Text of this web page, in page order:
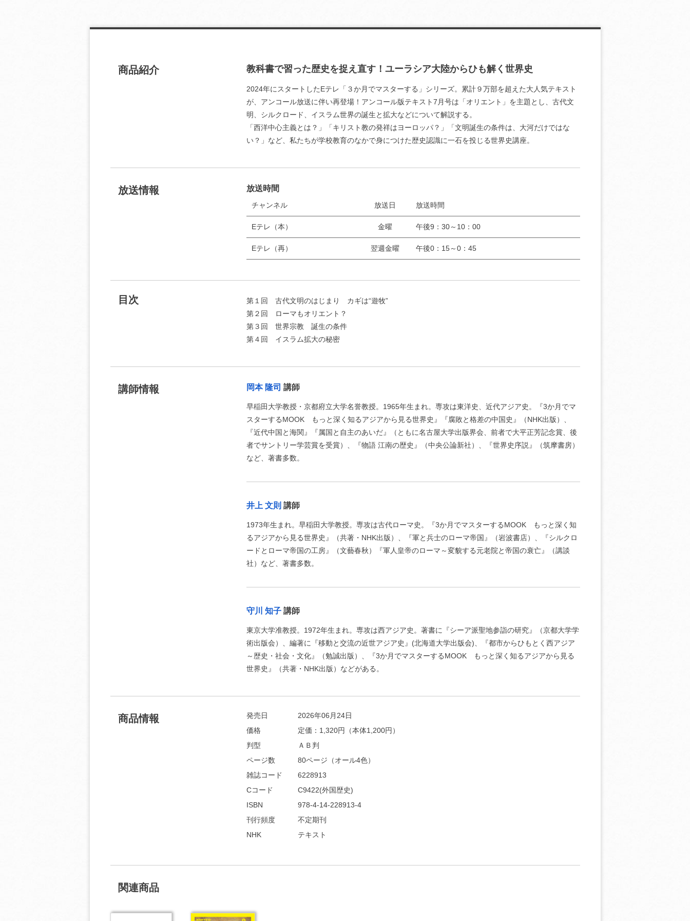
お支払いに進む
他にも商品を買う
商品紹介 教科書で習った歴史を捉え直す！ユーラシア大陸からひも解く世界史
2024年にスタートしたEテレ「３か月でマスターする」シリーズ。累計９万部を超えた大人気テキスト
が、アンコール放送に伴い再登場！アンコール版テキスト7月号は「オリエント」を主題とし、古代文
明、シルクロード、イスラム世界の誕生と拡大などについて解説する。
「西洋中心主義とは？」「キリスト教の発祥はヨーロッパ？」「文明誕生の条件は、大河だけではな
い？」など、私たちが学校教育のなかで身につけた歴史認識に一石を投じる世界史講座。
放送情報 放送時間
チャンネル 放送日 放送時間
Eテレ（本） 金曜 午後9：30～10：00
Eテレ（再） 翌週金曜 午後0：15～0：45
目次
第１回 古代文明のはじまり カギは“遊牧”
第２回 ローマもオリエント？
第３回 世界宗教 誕生の条件
第４回 イスラム拡大の秘密
講師情報 岡本 隆司 講師
早稲田大学教授・京都府立大学名誉教授。1965年生まれ。専攻は東洋史、近代アジア史。『3か月でマ
スターするMOOK もっと深く知るアジアから見る世界史』『腐敗と格差の中国史』（NHK出版）、
『近代中国と海関』『属国と自主のあいだ』（ともに名古屋大学出版界会、前者で大平正芳記念賞、後
者でサントリー学芸賞を受賞）、『物語 江南の歴史』（中央公論新社）、『世界史序説』（筑摩書房）
など、著書多数。
井上 文則 講師
1973年生まれ。早稲田大学教授。専攻は古代ローマ史。『3か月でマスターするMOOK もっと深く知
るアジアから見る世界史』（共著・NHK出版）、『軍と兵士のローマ帝国』（岩波書店）、『シルクロ
ードとローマ帝国の工房』（文藝春秋）『軍人皇帝のローマ～変貌する元老院と帝国の衰亡』（講談
社）など、著書多数。
守川 知子講師
東京大学准教授。1972年生まれ。専攻は西アジア史。著書に『シーア派聖地参詣の研究』（京都大学学
術出版会）、編著に『移動と交流の近世アジア史』(北海道大学出版会)、『都市からひもとく西アジア
～歴史・社会・文化』（勉誠出版）、『3か月でマスターするMOOK もっと深く知るアジアから見る
世界史』（共著・NHK出版）などがある。
商品情報 発売日
2026年06月24日
価格
定価： 1,320円（本体1,200円）
判型
ＡＢ判
ページ数
80ページ（オール4色）
雑誌コード
6228913
Cコード
C9422(外国歴史)
ISBN
978-4-14-228913-4
刊行頻度
不定期刊
NHK
テキスト
関連商品